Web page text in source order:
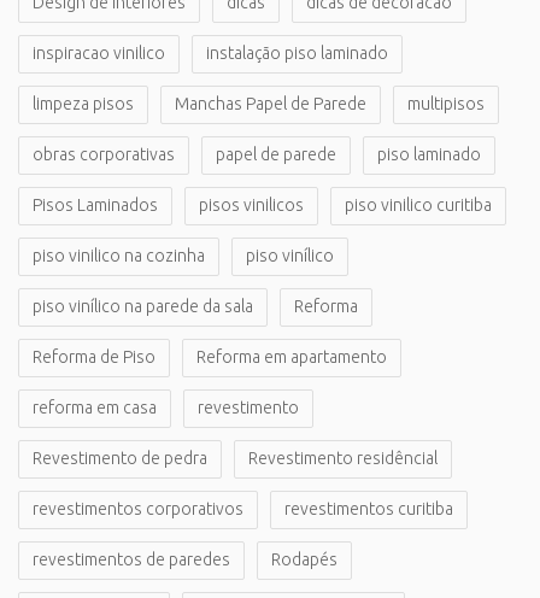
inspiracao vinilico instalação piso laminado
limpeza pisos Manchas Papel de Parede multipisos
obras corporativas papel de parede piso laminado
Pisos Laminados pisos vinilicos piso vinilico curitiba
piso vinilico na cozinha piso vinílico
piso vinílico na parede da sala Reforma
Reforma de Piso Reforma em apartamento
reforma em casa revestimento
Revestimento de pedra Revestimento residêncial
revestimentos corporativos revestimentos curitiba
revestimentos de paredes Rodapés